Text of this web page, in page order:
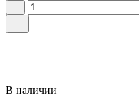
В наличии